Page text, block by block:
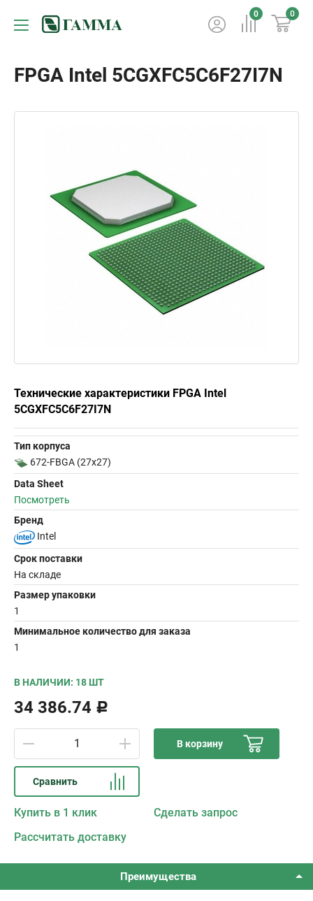
0 0
FPGA Intel 5CGXFC5C6F27I7N
Технические характеристики FPGA Intel
5CGXFC5C6F27I7N
Тип корпуса
672-FBGA (27x27)
Data Sheet
Посмотреть
Бренд
Intel
Срок поставки
На складе
Размер упаковки
1
Минимальное количество для заказа
1
В НАЛИЧИИ: 18 ШТ
34 386.74 Р
В корзину
Сравнить
Купить в 1 клик
Сделать запрос
Рассчитать доставку
Преимущества